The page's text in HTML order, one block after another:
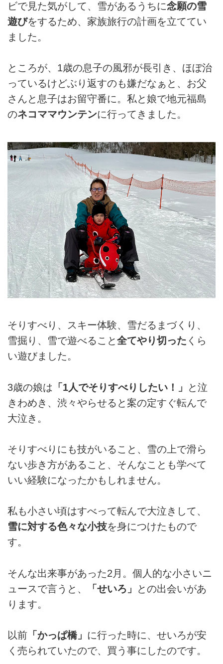
ビで見た気がして、雪があるうちに念願の雪
遊びをするため、家族旅行の計画を立ててい
ました。
ところが、1歳の息子の風邪が長引き、ほぼ治
っているけどぶり返すのも嫌だなぁと、お父
さんと息子はお留守番に。私と娘で地元福島
のネコママウンテンに行ってきました。
そりすべり、スキー体験、雪だるまづくり、
雪掘り、雪で遊べること全てやり切った くら
い遊びました。
3歳の娘は 「1人でそりすべりしたい！」
と泣
きわめき、渋々やらせると案の定すぐ転んで
大泣き。
そりすべりにも技がいること、雪の上で滑ら
ない歩き方があること、そんなことも学べて
いい経験になったかもしれません。
私も小さい頃はすべって転んで大泣きして、
雪に対する色々な小技を身につけたもので
す。
そんな出来事があった2月。個人的な小さいニ
ュースで言うと、
「せいろ」
との出会いがあ
ります。
以前 「かっぱ橋」 に行った時に、せいろが安
く売られていたので、買う事にしたのです。